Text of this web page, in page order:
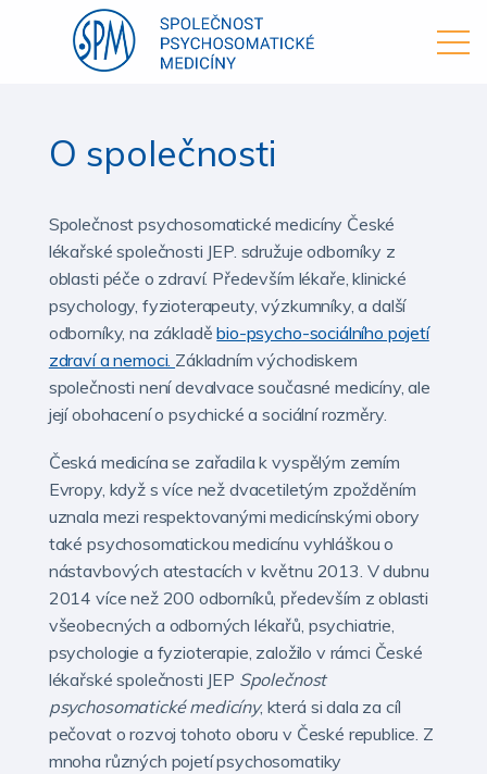
O společnosti
Společnost psychosomatické medicíny České
lékařské společnosti JEP. sdružuje odborníky z
oblasti péče o zdraví. Především lékaře, klinické
psychology, fyzioterapeuty, výzkumníky, a další
odborníky, na základěbio-psycho-sociálního pojetí
zdraví a nemoci. Základním východiskem
společnosti není devalvace současné medicíny, ale
její obohacení o psychické a sociální rozměry.
Česká medicína se zařadila k vyspělým zemím
Evropy, když s více než dvacetiletým zpožděním
uznala mezi respektovanými medicínskými obory
také psychosomatickou medicínu vyhláškou o
nástavbových atestacích v květnu 2013. V dubnu
2014 více než 200 odborníků, především z oblasti
všeobecných a odborných lékařů, psychiatrie,
psychologie a fyzioterapie, založilo v rámci České
lékařské společnosti JEP Společnost
psychosomatické medicíny, která si dala za cíl
pečovat o rozvoj tohoto oboru v České republice. Z
mnoha různých pojetí psychosomatiky